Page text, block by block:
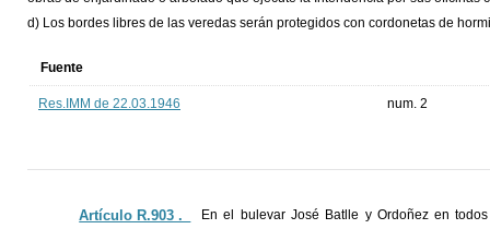
d) Los bordes libres de las veredas serán protegidos con cordonetas de
Fuente
Res.IMM de 22.03.1946 num. 2
Artículo R.903 ._
En el bulevar José Batlle y Ordoñez en